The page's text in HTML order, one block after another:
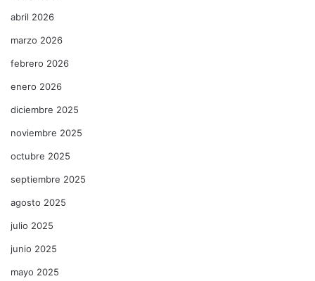
abril 2026
marzo 2026
febrero 2026
enero 2026
diciembre 2025
noviembre 2025
octubre 2025
septiembre 2025
agosto 2025
julio 2025
junio 2025
mayo 2025